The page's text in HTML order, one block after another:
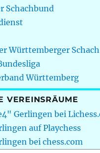
Schachbund
Württemberger Schach
Württemberg
VEREINSRÄUME
Gerlingen bei
auf Playchess
bei chess.com